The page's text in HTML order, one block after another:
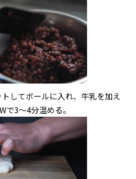
してボールに入れ、牛乳を加え
で3〜4分温める。